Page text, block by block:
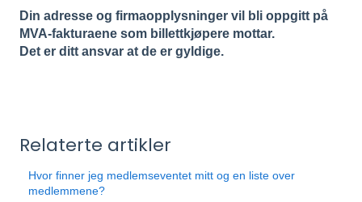
Din adresse og firmaopplysninger vil bli oppgitt på
MVA-fakturaene som billettkjøpere mottar.
Det er ditt ansvar at de er gyldige.
Relaterte artikler
Hvor finner jeg medlemseventet mitt og en liste over
medlemmene?